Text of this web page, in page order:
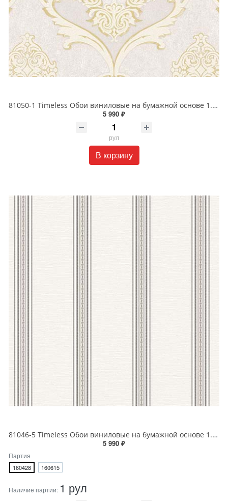
81050-1 Timeless Обои виниловые на бумажной основе 1.06*15.5
5 990 ₽
рул
В корзину
81046-5 Timeless Обои виниловые на бумажной основе 1.06*15.5
5 990 ₽
Партия
160428 160615
Наличие партии: 1 рул